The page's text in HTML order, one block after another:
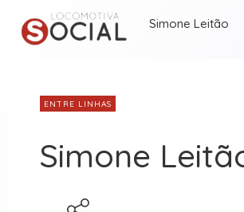
Simone Leitão
ENTRE LINHAS
Simone